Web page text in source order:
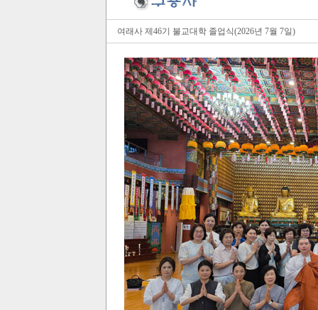
여래사 제46기 불교대학 졸업식(2026년 7월 7일)